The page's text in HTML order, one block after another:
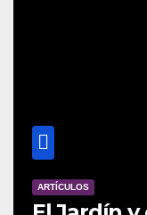
ARTÍCULOS